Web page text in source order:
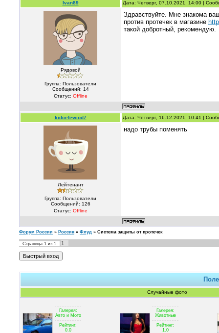
Ivan89 Дата: Четверг, 07.10.2021, 14:00 |
Рядовой
Группа: Пользователи
Сообщений: 14
Статус: Offline
Здравствуйте. Мне знакома
против протечек в магазине
такой добротный, рекомендую.
kidcefewiod7 Дата: Четверг, 16.12.2021, 10:41 |
Лейтенант
Группа: Пользователи
Сообщений: 126
Статус: Offline
надо трубы поменять
Форум России » Россия » Флуд » Система защиты от протечек
Страница 1 из 1 1
Случайные фото
Галерея:
Авто и Мото
Рейтинг:
0.0
Галерея:
Животные
Рейтинг:
1.0